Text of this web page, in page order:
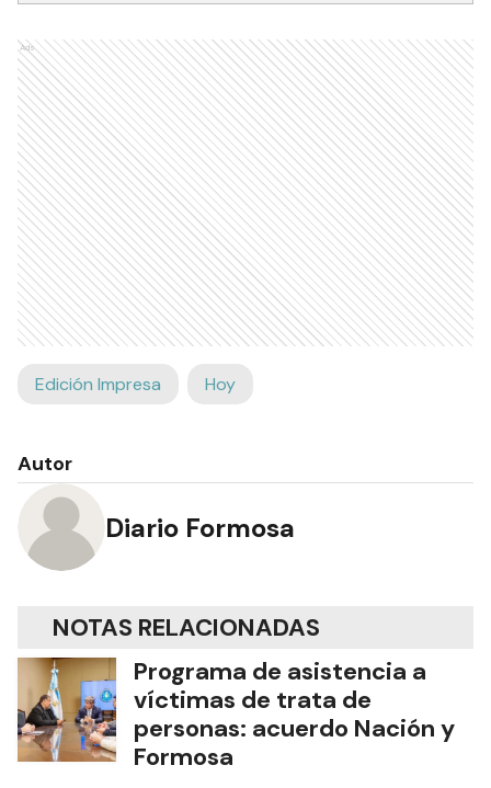
Ads
Edición Impresa Hoy
Autor
Diario Formosa
NOTAS RELACIONADAS
Programa de asistencia a
víctimas de trata de
personas: acuerdo Nación y
Formosa